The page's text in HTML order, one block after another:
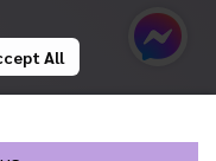
All